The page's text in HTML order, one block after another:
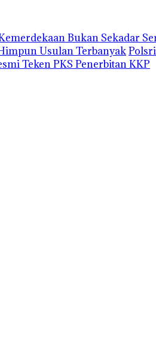
Bukan Sekadar
Usulan Terbanyak
Teken PKS Penerbitan KKP